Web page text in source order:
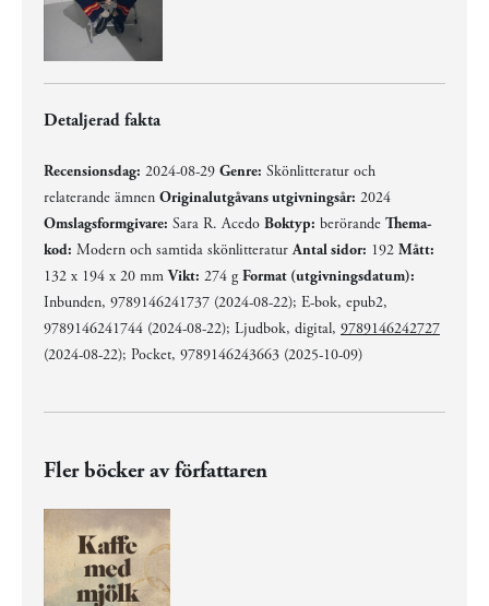
Detaljerad fakta
Recensionsdag: 2024-08-29 Genre: Skönlitteratur och
relaterande ämnen Originalutgåvans utgivningsår: 2024
Omslagsformgivare: Sara R. Acedo Boktyp: berörande Thema-
kod: Modern och samtida skönlitteraturAntal sidor: 192 Mått:
132 x 194 x 20 mmVikt: 274 gFormat (utgivningsdatum):
Inbunden, 9789146241737 (2024-08-22); E-bok, epub2,
9789146241744 (2024-08-22); Ljudbok, digital, 9789146242727
(2024-08-22); Pocket, 9789146243663 (2025-10-09)
Fler böcker av författaren